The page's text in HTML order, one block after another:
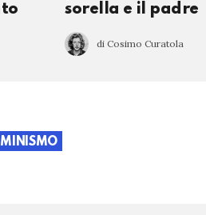
sorella e il padre
di Cosimo Curatola